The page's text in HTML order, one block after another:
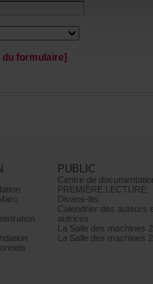
PUBLIC
PREMIÈRELECTURE
Divans-lits
autrices